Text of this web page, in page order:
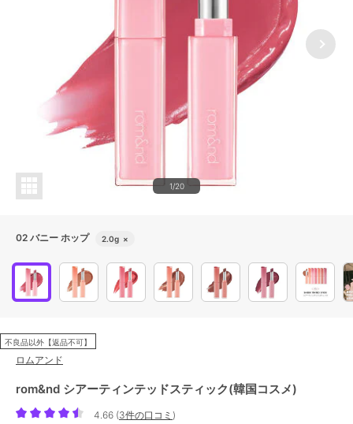
1/20
02 バニー ホップ 2.0g ×
不良品以外【返品不可】
ロムアンド
rom&nd シアーティンテッドスティック(韓国コスメ)
4.66 (3件の口コミ )